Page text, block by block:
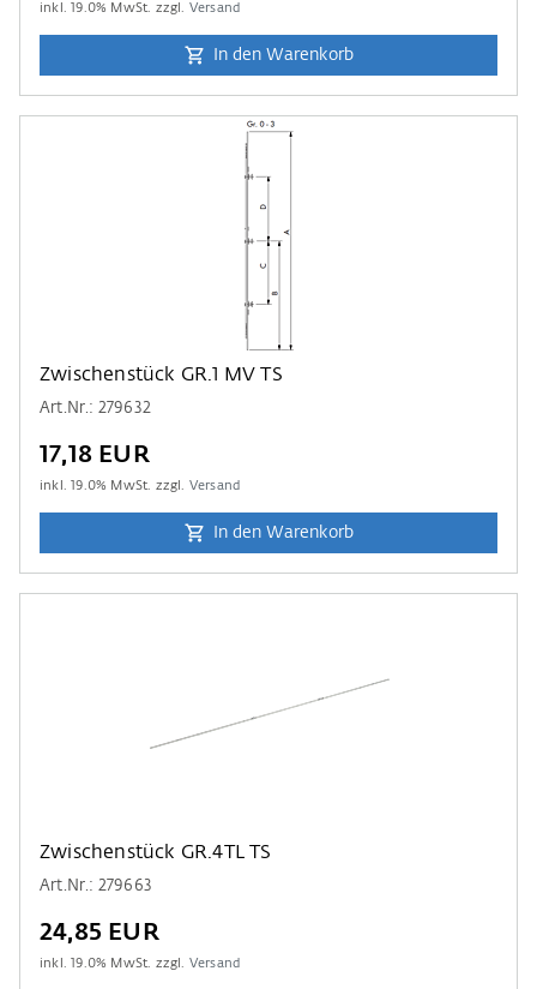
inkl.19.0% MwSt. zzgl. Versand
In den Warenkorb
Zwischenstück GR.1 MV TS
Art.Nr.: 279632
17,18 EUR
inkl.19.0% MwSt. zzgl. Versand
In den Warenkorb
Zwischenstück GR.4TL TS
Art.Nr.: 279663
24,85 EUR
inkl.19.0% MwSt. zzgl. Versand